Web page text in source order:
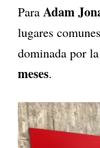
Para Adam
lugares
dominada por la
meses.